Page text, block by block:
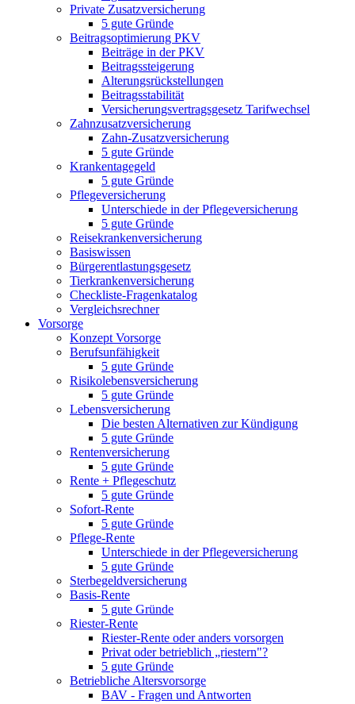
Private Zusatzversicherung
5 gute Gründe
Beitragsoptimierung PKV
Beiträge in der PKV
Beitragssteigerung
Alterungsrückstellungen
Beitragsstabilität
Versicherungsvertragsgesetz Tarifwechsel
Zahnzusatzversicherung
Zahn-Zusatzversicherung
5 gute Gründe
Krankentagegeld
5 gute Gründe
Pflegeversicherung
Unterschiede in der Pflegeversicherung
5 gute Gründe
Reisekrankenversicherung
Basiswissen
Bürgerentlastungsgesetz
Tierkrankenversicherung
Checkliste-Fragenkatalog
Vergleichsrechner
Vorsorge
Konzept Vorsorge
Berufsunfähigkeit
5 gute Gründe
Risikolebensversicherung
5 gute Gründe
Lebensversicherung
Die besten Alternativen zur Kündigung
5 gute Gründe
Rentenversicherung
5 gute Gründe
Rente + Pflegeschutz
5 gute Gründe
Sofort-Rente
5 gute Gründe
Pflege-Rente
Unterschiede in der Pflegeversicherung
5 gute Gründe
Sterbegeldversicherung
Basis-Rente
5 gute Gründe
Riester-Rente
Riester-Rente oder anders vorsorgen
Privat oder betrieblich „riestern"?
5 gute Gründe
Betriebliche Altersvorsorge
BAV - Fragen und Antworten